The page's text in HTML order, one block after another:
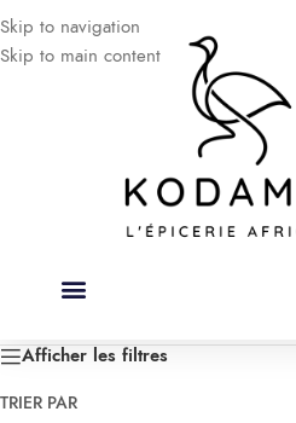
Skip to navigation
Skip to main content
Afficher les filtres
TRIER PAR